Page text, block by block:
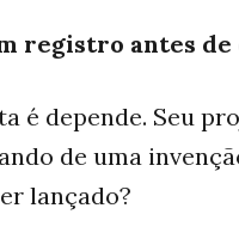
registro antes de
é depende. Seu
de uma
lançado?